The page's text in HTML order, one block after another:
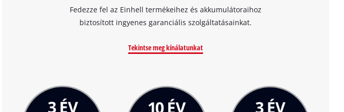
betöltéséhez
jóváhagyására!
to load due
disclosed to the
needs to setup
to add this content
used.
Fedezze fel az Einhell termékeihez és akkumulátoraihoz
biztosított ingyenes garanciális szolgáltatásainkat.
Tekintse meg kínálatunkat